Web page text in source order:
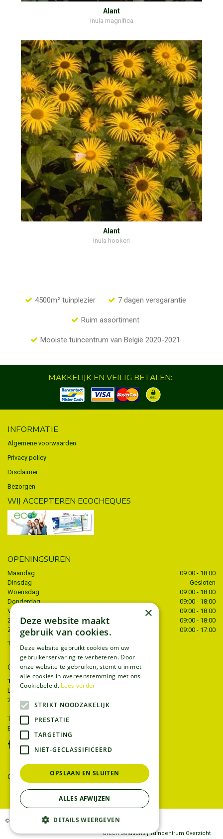
Alant
Inula magnifica
Alant
Inula hookeri
4500m² tuinplezier 7 dagen versgarantie
Ruim assortiment
Mooiste tuincentrum van België 2020-2021
MAKKELIJK EN VEILIG BETALEN:
INFORMATIE
Algemene voorwaarden
Privacy policy
Disclaimer
Bezorgen
WIJ ACCEPTEREN ECOCHEQUES
OPENINGSUREN
Maandag
09:00 - 18:00
Dinsdag
Gesloten
Woensdag
09:00 - 18:00
Donderdag
09:00 - 18:00
Vrijdag
09:00 - 18:00
Zaterdag
09:00 - 18:00
Zondag
09:00 - 17:00
Toon alle openingstijden
CONTACT
Tuincentrum Thiels
Liersesteenweg 68
2221 Heist-op-den-berg
T.
015 22 27 52
E.
GEEF UW MENING
© Tuincentrum Thiels
Green Solutions|Tuincentrum Overzicht
×
Deze website maakt
gebruik van cookies.
Deze website gebruikt cookies om uw
gebruikerservaring te verbeteren. Door
onze website te gebruiken, stemt u in met
alle cookies in overeenstemming met ons
Cookiebeleid. Lees verder
STRIKT NOODZAKELIJK
PRESTATIE
TARGETING
NIET-GECLASSIFICEERD
OPSLAAN EN SLUITEN
ALLES AFWIJZEN
DETAILS WEERGEVEN